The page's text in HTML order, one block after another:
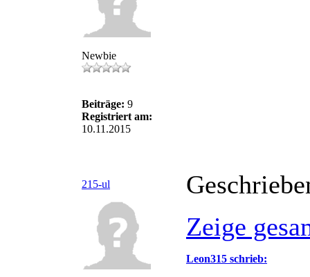
Newbie
Beiträge: 9
Registriert am:
10.11.2015
215-ul
Zeige
Leon315 schrieb: